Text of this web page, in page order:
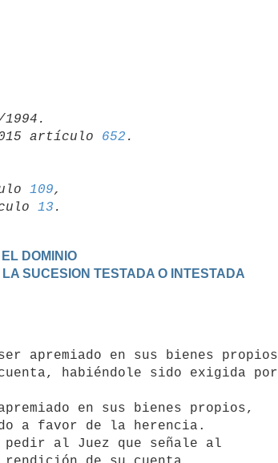
artículo 652
109,
13
DOMINIO
SUCESION TESTADA O INTESTADA
habiéndole sido exigida por
a favor de la herencia.